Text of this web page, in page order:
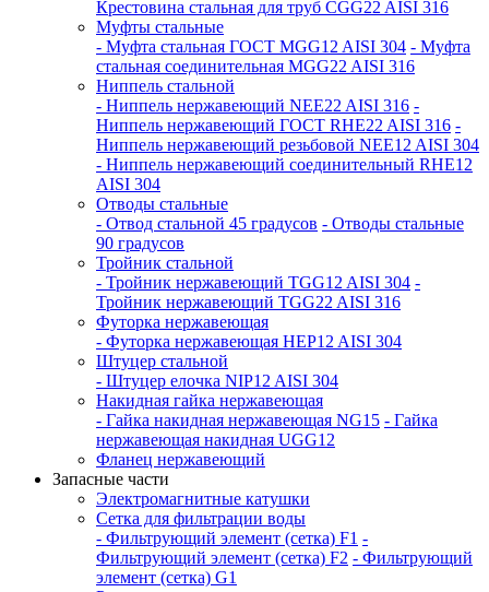
Крестовина стальная для труб CGG22 AISI 316
Муфты стальные
- Муфта стальная ГОСТ MGG12 AISI 304 - Муфта
стальная соединительная MGG22 AISI 316
Ниппель стальной
- Ниппель нержавеющий NEE22 AISI 316 -
Ниппель нержавеющий ГОСТ RHE22 AISI 316 -
Ниппель нержавеющий резьбовой NEE12 AISI 304
- Ниппель нержавеющий соединительный RHE12
AISI 304
Отводы стальные
- Отвод стальной 45 градусов - Отводы стальные
90 градусов
Тройник стальной
- Тройник нержавеющий TGG12 AISI 304 -
Тройник нержавеющий TGG22 AISI 316
Футорка нержавеющая
- Футорка нержавеющая HEP12 AISI 304
Штуцер стальной
- Штуцер елочка NIP12 AISI 304
Накидная гайка нержавеющая
- Гайка накидная нержавеющая NG15 - Гайка
нержавеющая накидная UGG12
Фланец нержавеющий
Запасные части
Электромагнитные катушки
Сетка для фильтрации воды
- Фильтрующий элемент (сетка) F1 -
Фильтрующий элемент (сетка) F2 - Фильтрующий
элемент (сетка) G1